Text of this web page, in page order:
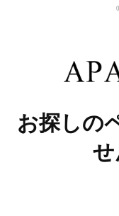
お探しの
せ